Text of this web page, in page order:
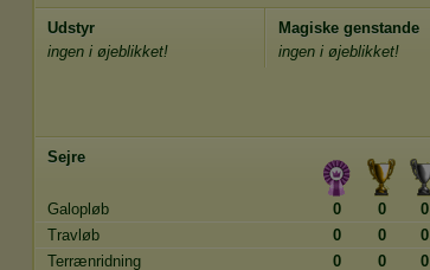
Udstyr
ingen i øjeblikket!
Magiske genstande
ingen i øjeblikket!
Sejre
Galopløb 0 0 0
Travløb
0 0 0
Terrænridning
0 0 0